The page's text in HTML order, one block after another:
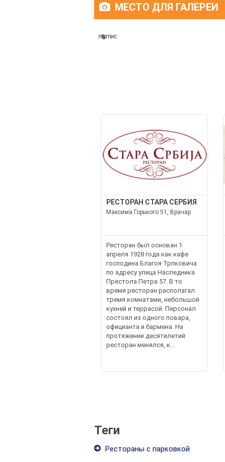
МЕСТО ДЛЯ ГАЛЕРЕИ
РЕСТОРАН СТАРА СЕРБИЯ
Максима Горького 51, Врачар
Ресторан был основан 1
апреля 1928 года как кафе
господина Благоя Трпковича
по адресу улица Наследника
Престола Петра 57. В то
время ресторан располагал
тремя комнатами, небольшой
кухней и террасой. Персонал
состоял из одного повара,
официанта и бармена. На
протяжении десятилетий
ресторан менялся, к...
Теги
Рестораны с парковкой